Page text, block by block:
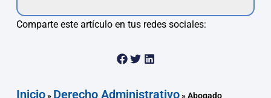
Comparte este artículo en tus redes sociales:
Inicio» Derecho Administrativo»Abogado